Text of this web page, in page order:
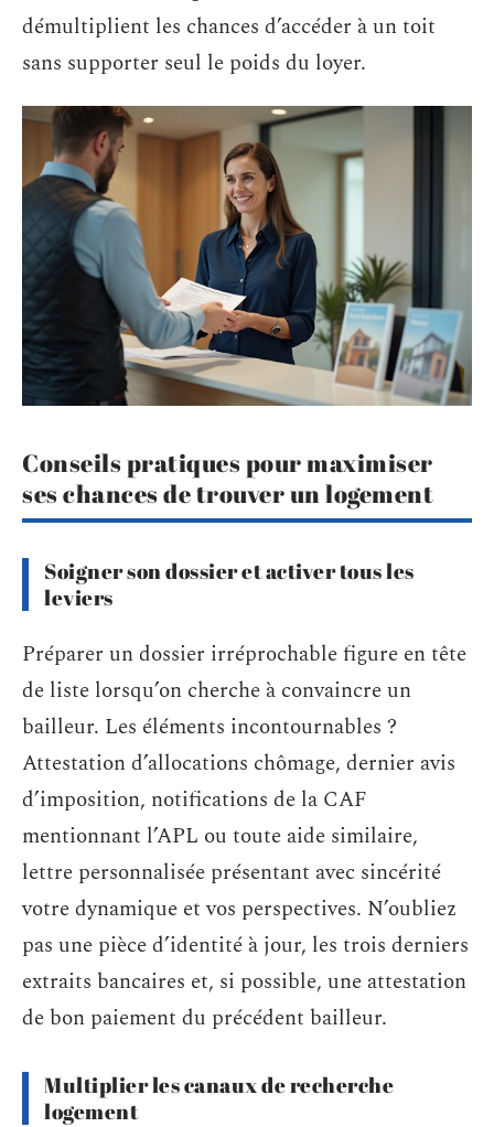
démultiplient les chances d’accéder à un toit
sans supporter seul le poids du loyer.
Conseils pratiques pour maximiser
ses chances de trouver un logement
Soigner son dossier et activer tous les
leviers
Préparer un dossier irréprochable figure en tête
de liste lorsqu’on cherche à convaincre un
bailleur. Les éléments incontournables ?
Attestation d’allocations chômage, dernier avis
d’imposition, notifications de la CAF
mentionnant l’APL ou toute aide similaire,
lettre personnalisée présentant avec sincérité
votre dynamique et vos perspectives. N’oubliez
pas une pièce d’identité à jour, les trois derniers
extraits bancaires et, si possible, une attestation
de bon paiement du précédent bailleur.
Multiplier les canaux de recherche
logement